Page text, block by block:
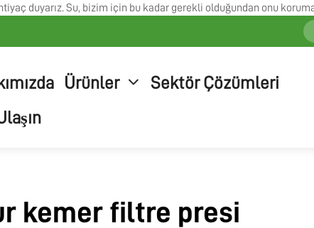
duyarız. Su, bizim için bu kadar gerekli olduğundan onu
Ürünler
Sektör Çözümleri
kemer filtre presi